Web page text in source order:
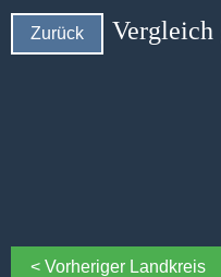
Zurück Vergleich
< Vorheriger Landkreis